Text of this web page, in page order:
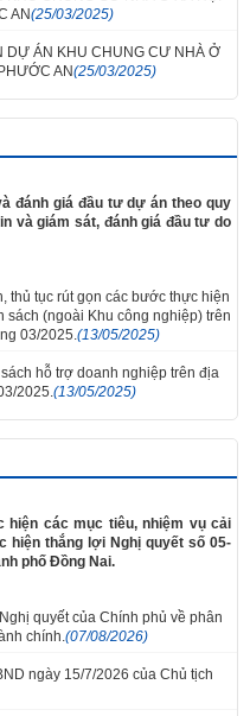
AN(25/03/2025)
DỰ ÁN KHU CHUNG CƯ NHÀ Ở
AN(25/03/2025)
đánh giá đầu tư dự án theo quy
và giám sát, đánh giá đầu tư do
thủ tục rút gọn các bước thực hiện
(ngoài Khu công nghiệp) trên
03/2025. (13/05/2025)
hỗ trợ doanh nghiệp trên địa
2025. (13/05/2025)
hiện các mục tiêu, nhiệm vụ cải
hiện thắng lợi Nghị quyết số 05-
phố Đồng Nai.
quyết của Chính phủ về phân
chính. (07/08/2026)
ngày 15/7/2026 của Chủ tịch